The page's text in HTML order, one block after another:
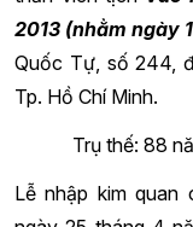
2013 (nhằm ngày
Quốc Tự, số 244,
Tp. Hồ Chí Minh.
Trụ thế: 88
Lễ nhập kim quan